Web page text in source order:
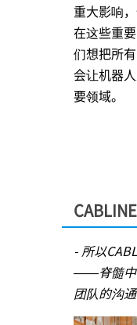
重大影响
在这些重
们想把所
会让机器
要领域。
- 所以
——脊髓中
团队的沟